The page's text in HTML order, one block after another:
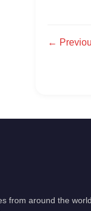
←
from around the